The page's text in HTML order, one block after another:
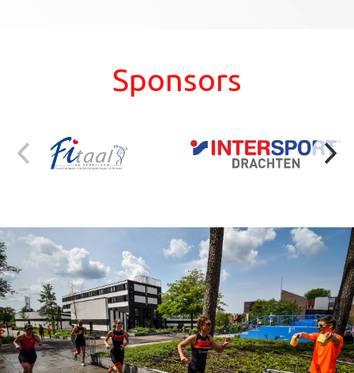
Sponsors